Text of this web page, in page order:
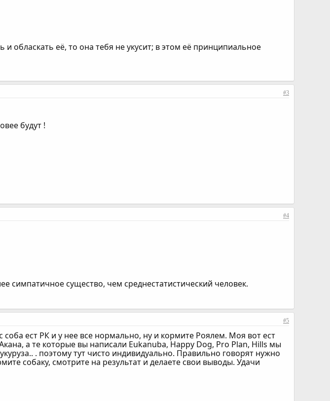
обласкать её, то она тебя не укусит; в этом её принципиальное
#3
будут !
#4
симпатичное существо, чем среднестатистический человек.
#5
ест РК и у нее все нормально, ну и кормите Роялем. Моя вот ест
а те которые вы написали Eukanuba, Happy Dog, Pro Plan, Hills мы
. поэтому тут чисто индивидуально. Правильно говорят нужно
собаку, смотрите на результат и делаете свои выводы. Удачи